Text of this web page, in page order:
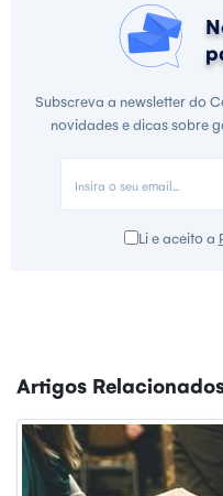
Subscreva a newsletter do
novidades e dicas sobre
Li e aceito a
Artigos